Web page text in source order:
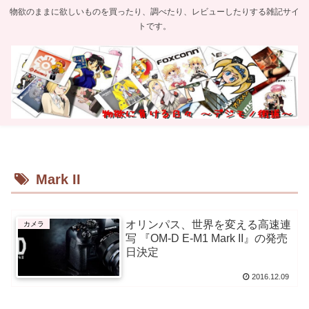
物欲のままに欲しいものを買ったり、調べたり、レビューしたりする雑記サイ
トです。
Mark II
カメラ
オリンパス、世界を変える高速連
写 『OM-D E-M1 Mark II』の発売
日決定
2016.12.09